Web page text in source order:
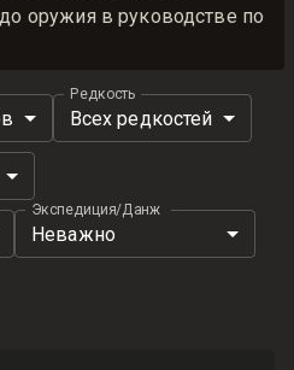
оружия в руководстве по
Редкость
Всех редкостей
Экспедиция/Данж
Неважно